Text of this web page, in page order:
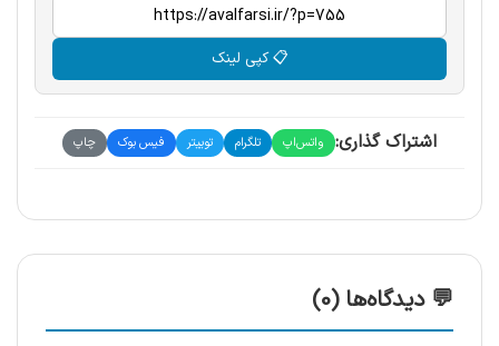
📋 کپی لینک
اشتراک گذاری: واتس‌اپ تلگرام توییتر فیس بوک چاپ
💬 دیدگاه‌ها (0)